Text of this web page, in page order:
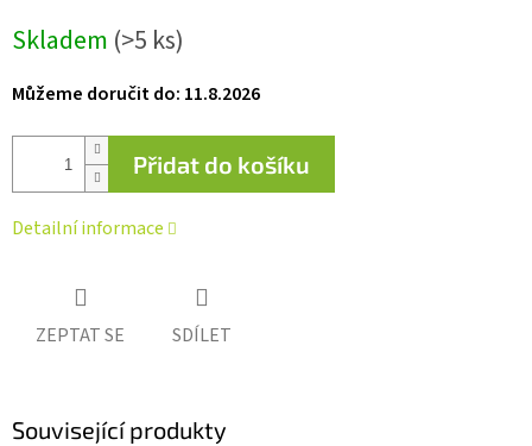
Skladem (>5 ks)
Můžeme doručit do: 11.8.2026
Přidat do košíku
Detailní informace
ZEPTAT SE SDÍLET
Související produkty